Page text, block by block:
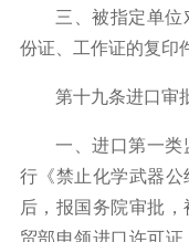
三、被指定单位
份证、工作证的复印
第十九条进口审
一、进口第一类
行《禁止化学武器
后，报国务院审批